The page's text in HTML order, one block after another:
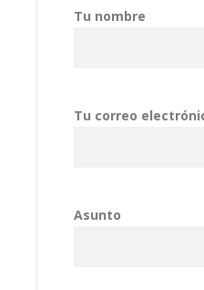
Tu nombre
Tu correo
Asunto